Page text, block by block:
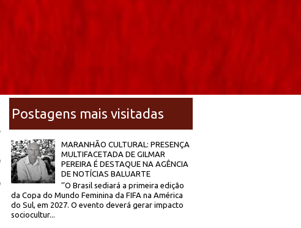
Postagens mais visitadas
MARANHÃO CULTURAL: PRESENÇA
MULTIFACETADA DE GILMAR
PEREIRA É DESTAQUE NA AGÊNCIA
DE NOTÍCIAS BALUARTE
‘’O Brasil sediará a primeira edição
da Copa do Mundo Feminina da FIFA na América
do Sul, em 2027. O evento deverá gerar impacto
sociocultur...